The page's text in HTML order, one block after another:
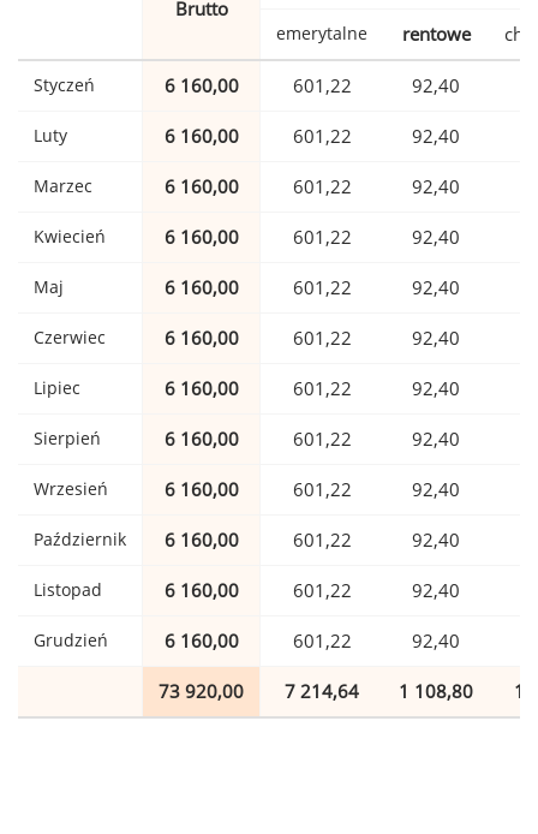
Brutto
emerytalne rentowe
Styczeń 6 160,00 601,22 92,40
Luty 6 160,00 601,22 92,40
Marzec 6 160,00 601,22 92,40
Kwiecień 6 160,00 601,22 92,40
Maj 6 160,00 601,22 92,40
Czerwiec 6 160,00 601,22 92,40
Lipiec 6 160,00 601,22 92,40
Sierpień 6 160,00 601,22 92,40
Wrzesień 6 160,00 601,22 92,40
Październik 6 160,00 601,22 92,40
Listopad 6 160,00 601,22 92,40
Grudzień 6 160,00 601,22 92,40
73 920,00 7 214,64 1 108,80 1